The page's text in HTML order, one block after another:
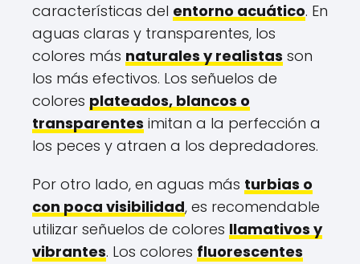
características del entorno acuático. En
aguas claras y transparentes, los
colores más naturales y realistas son
los más efectivos. Los señuelos de
colores plateados, blancos o
transparentes imitan a la perfección a
los peces y atraen a los depredadores.
Por otro lado, en aguas más turbias o
con poca visibilidad, es recomendable
utilizar señuelos de colores llamativos y
vibrantes. Los colores fluorescentes